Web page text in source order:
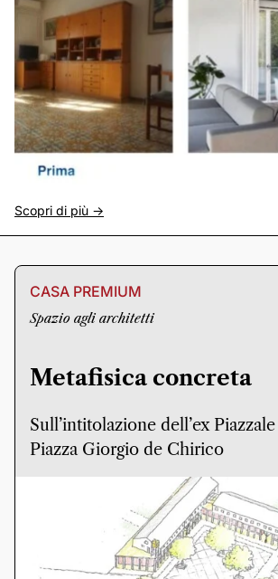
Scopri di più ->
CASA PREMIUM
Spazio agli architetti
Metafisica concreta
Sull’intitolazione dell’ex
Piazza Giorgio de Chirico